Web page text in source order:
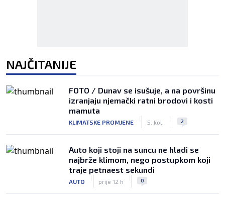
NAJČITANIJE
FOTO / Dunav se isušuje, a na površinu
izranjaju njemački ratni brodovi i kosti
mamuta
KLIMATSKE PROMJENE
|
5. kol.
| 2
Auto koji stoji na suncu ne hladi se
najbrže klimom, nego postupkom koji
traje petnaest sekundi
AUTO
|
prije 12 h
| 0